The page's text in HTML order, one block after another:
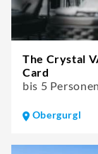
The Crystal
Card
bis 5 Personen
Obergurgl